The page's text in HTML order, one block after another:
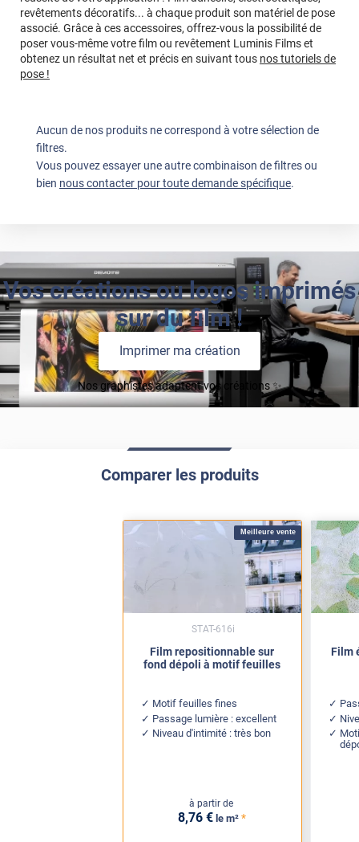
revêtements décoratifs... à chaque produit son matériel de pose
associé. Grâce à ces accessoires, offrez-vous la possibilité de
poser vous-même votre film ou revêtement Luminis Films et
obtenez un résultat net et précis en suivant tous nos tutoriels de
pose !
Aucun de nos produits ne correspond à votre sélection de
filtres.
Vous pouvez essayer une autre combinaison de filtres ou
bien nous contacter pour toute demande spécifique.
Vos créations ou logos imprimés
sur du film !
Imprimer ma création
Nos graphistes adaptent vos créations ✨
Comparer les produits
Meilleure vente
Film repositionnable sur
fond dépoli à motif feuilles
Motif feuilles fines
Passage lumière : excellent
Niveau d'intimité : très bon
à partir de
8,76 € le m² *
STAT-616i
Film